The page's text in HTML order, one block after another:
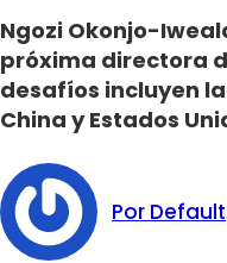
Ngozi Okonjo-
próxima directora
desafíos incluyen
China y Estados
Por Default